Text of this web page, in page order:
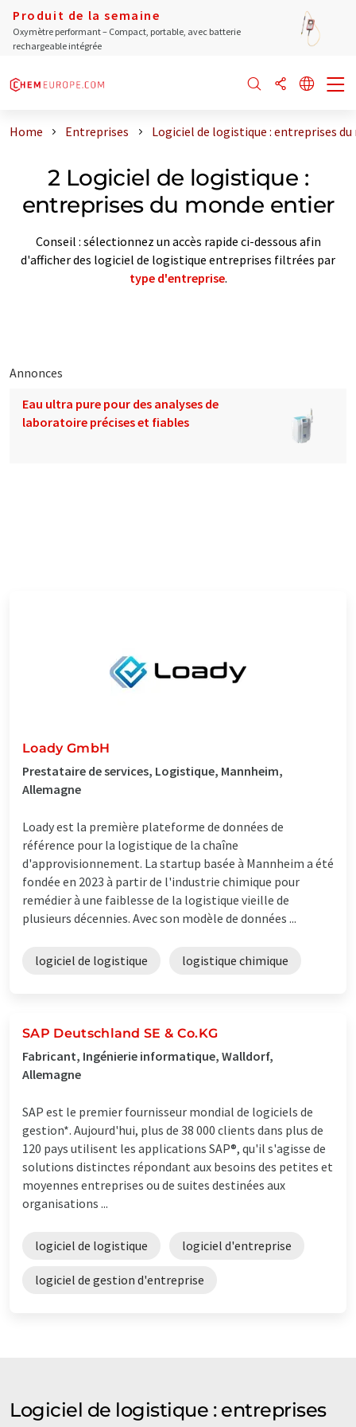
Produit de la semaine
Oxymètre performant – Compact, portable, avec batterie
rechargeable intégrée
Home Entreprises Logiciel de logistique : entreprises
2 Logiciel de logistique :
entreprises du monde entier
Conseil : sélectionnez un accès rapide ci-dessous afin
d'afficher des logiciel de logistique entreprises filtrées par
type d'entreprise.
Annonces
Eau ultra pure pour des analyses de
laboratoire précises et fiables
Loady GmbH
Prestataire de services, Logistique, Mannheim,
Allemagne
Loady est la première plateforme de données de
référence pour la logistique de la chaîne
d'approvisionnement. La startup basée à Mannheim a été
fondée en 2023 à partir de l'industrie chimique pour
remédier à une faiblesse de la logistique vieille de
plusieurs décennies. Avec son modèle de données ...
logiciel de logistique logistique chimique
SAP Deutschland SE & Co.KG
Fabricant, Ingénierie informatique, Walldorf,
Allemagne
SAP est le premier fournisseur mondial de logiciels de
gestion*. Aujourd'hui, plus de 38 000 clients dans plus de
120 pays utilisent les applications SAP®, qu'il s'agisse de
solutions distinctes répondant aux besoins des petites et
moyennes entreprises ou de suites destinées aux
organisations ...
logiciel de logistique logiciel d'entreprise
logiciel de gestion d'entreprise
Logiciel de logistique : entreprises